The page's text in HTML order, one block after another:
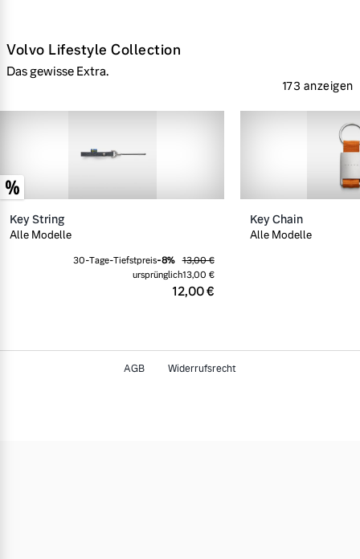
Volvo Lifestyle Collection
Das gewisse Extra.
173 anzeigen
Key String
Alle Modelle
12,00 €
30-Tage-Tiefstpreis-8%
13,00 €
ursprünglich13,00 €
Key Chain
Alle Modelle
AGB Widerrufsrecht